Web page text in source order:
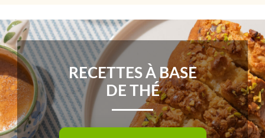
RECETTES À BASE
DE THÉ